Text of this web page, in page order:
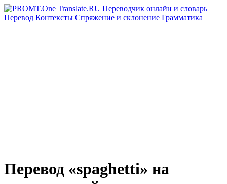
Перевод Контексты Спряжение и склонение Грамматика
Перевод «spaghetti» на